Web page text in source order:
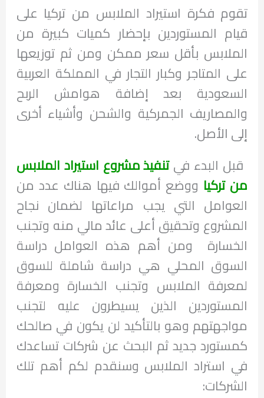
تقوم فكرة استيراد الملابس من تركيا على
قيام المستوردين بإحضار كميات كبيرة من
الملابس بأقل سعر ممكن ومن ثم توزيعها
على المتاجر وكبار التجار في المملكة العربية
السعودية بعد إضافة هوامش الربح
والمصاريف الجمركية والشحن وأشياء أخرى
إلى الأصل.
قبل البدء في تنفيذ مشروع استيراد الملابس
من تركيا ووضع أموالك فيها هناك عدد من
العوامل التي يجب مراعاتها لضمان نجاح
المشروع وتحقيق أعلى عائد مالي منه وتجنب
الخسارة ومن أهم هذه العوامل دراسة
السوق المحلي هي دراسة شاملة للسوق
لمعرفة الملابس وتجنب الخسارة ومعرفة
المستوردين الذين يسيطرون عليه لتجنب
مواجهتهم وهو بالتأكيد لن يكون في صالحك
كمستورد جديد ثم البحث عن شركات تساعدك
في استراد الملابس وسنقدم لكم أهم تلك
الشركات: